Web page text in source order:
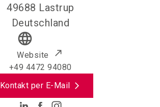
49688 Lastrup
Deutschland
language
Website
+49 4472 94080
Kontakt per E-Mail